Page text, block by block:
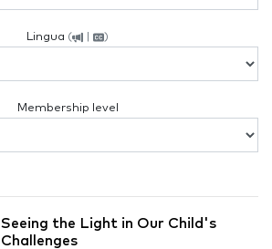
Lingua ( )
Membership level
Seeing the Light in Our Child's
Challenges